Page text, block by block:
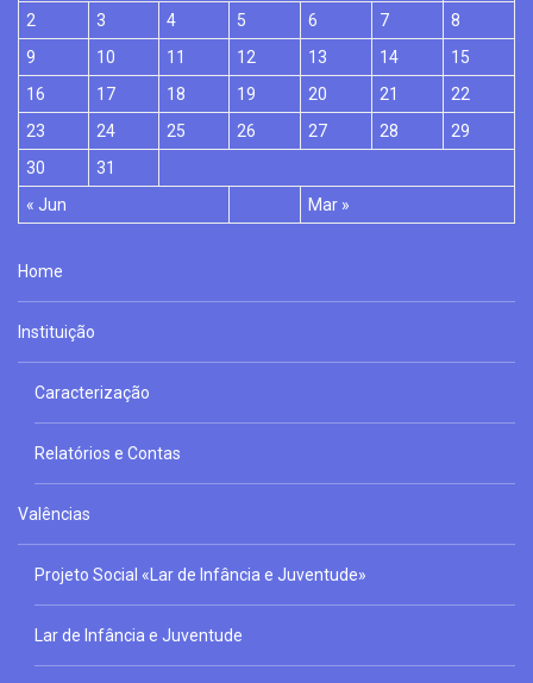
« Jun Mar »
2
3 4 5 6 7
8
9
10 11 12 13 14
15
16
17 18 19 20 21
22
23
24 25 26 27 28
29
30
31
Home
Instituição
Caracterização
Relatórios e Contas
Valências
Projeto Social «Lar de Infância e Juventude»
Lar de Infância e Juventude